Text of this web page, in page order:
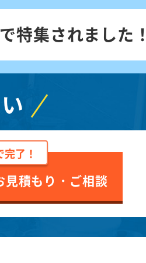
特集されました！
完了！
見積もり・ご相談